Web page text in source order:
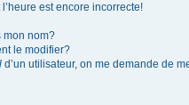
est encore incorrecte!
mon nom?
le modifier?
d’un utilisateur, on me demande de